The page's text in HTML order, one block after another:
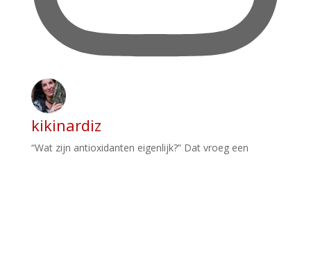
kikinardiz
“Wat zijn antioxidanten eigenlijk?” Dat vroeg een